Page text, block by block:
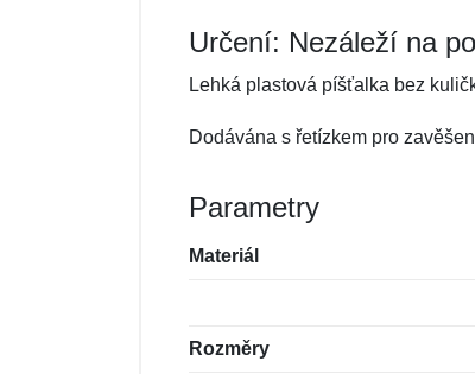
Určení: Nezáleží na
Lehká plastová píšťalka bez
Dodávána s řetízkem pro
Parametry
Materiál
Rozměry